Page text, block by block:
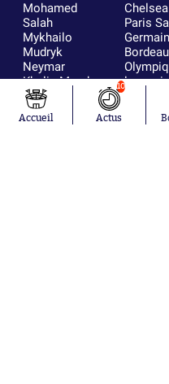
Mohamed
Salah
Mykhailo
Mudryk
Neymar
Khalis Merah
Loïs Openda
Moussa
Niakhaté
Chelsea
Paris
Germain
lyonnais
Real
RC
Accueil
10
Actus